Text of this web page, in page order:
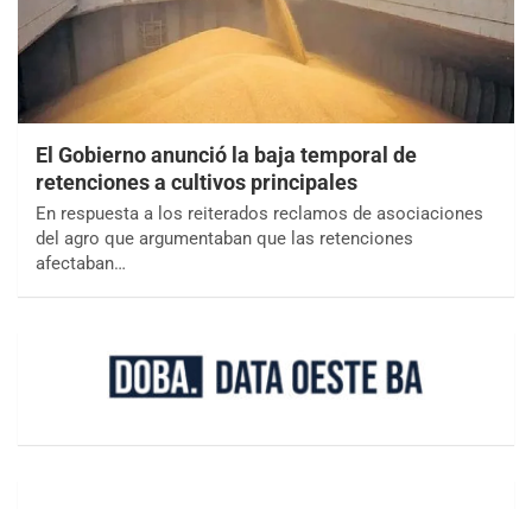
El Gobierno anunció la baja temporal de
retenciones a cultivos principales
En respuesta a los reiterados reclamos de asociaciones
del agro que argumentaban que las retenciones
afectaban…